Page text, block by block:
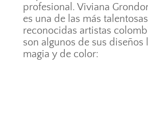
profesional. Viviana
es una de las más
reconocidas artistas
son algunos de sus diseños
magia y de color: